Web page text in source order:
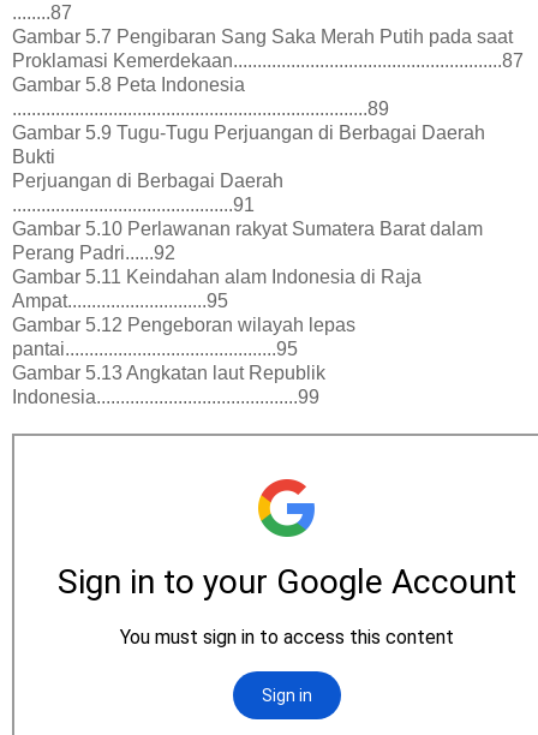
........87
Gambar 5.7 Pengibaran Sang Saka Merah Putih pada saat
Proklamasi Kemerdekaan........................................................87
Gambar 5.8 Peta Indonesia
..........................................................................89
Gambar 5.9 Tugu-Tugu Perjuangan di Berbagai Daerah
Bukti
Perjuangan di Berbagai Daerah
..............................................91
Gambar 5.10 Perlawanan rakyat Sumatera Barat dalam
Perang Padri......92
Gambar 5.11 Keindahan alam Indonesia di Raja
Ampat.............................95
Gambar 5.12 Pengeboran wilayah lepas
pantai............................................95
Gambar 5.13 Angkatan laut Republik
Indonesia..........................................99